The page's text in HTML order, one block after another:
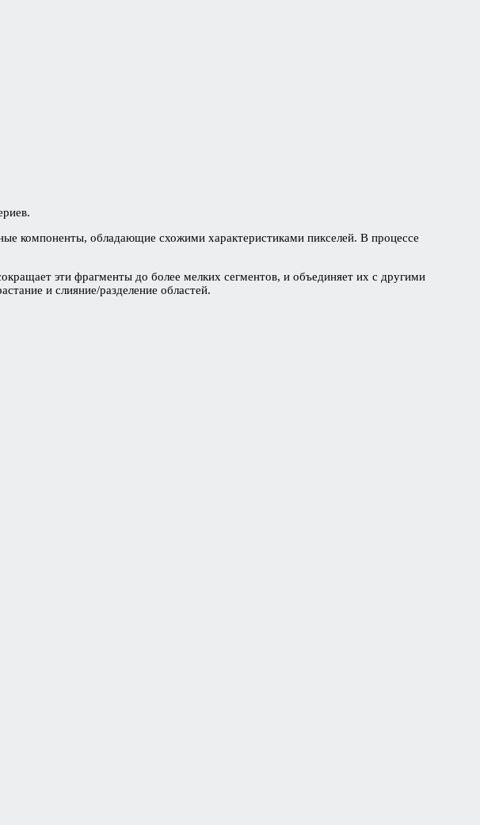
компоненты, обладающие схожими характеристиками пикселей. В процессе
эти фрагменты до более мелких сегментов, и объединяет их с другими
и слияние/разделение областей.